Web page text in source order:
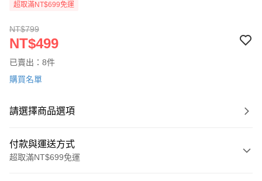
超取滿NT$699免運
NT$799
NT$499
已賣出：8件
購買名單
請選擇商品選項
付款與運送方式
超取滿NT$699免運